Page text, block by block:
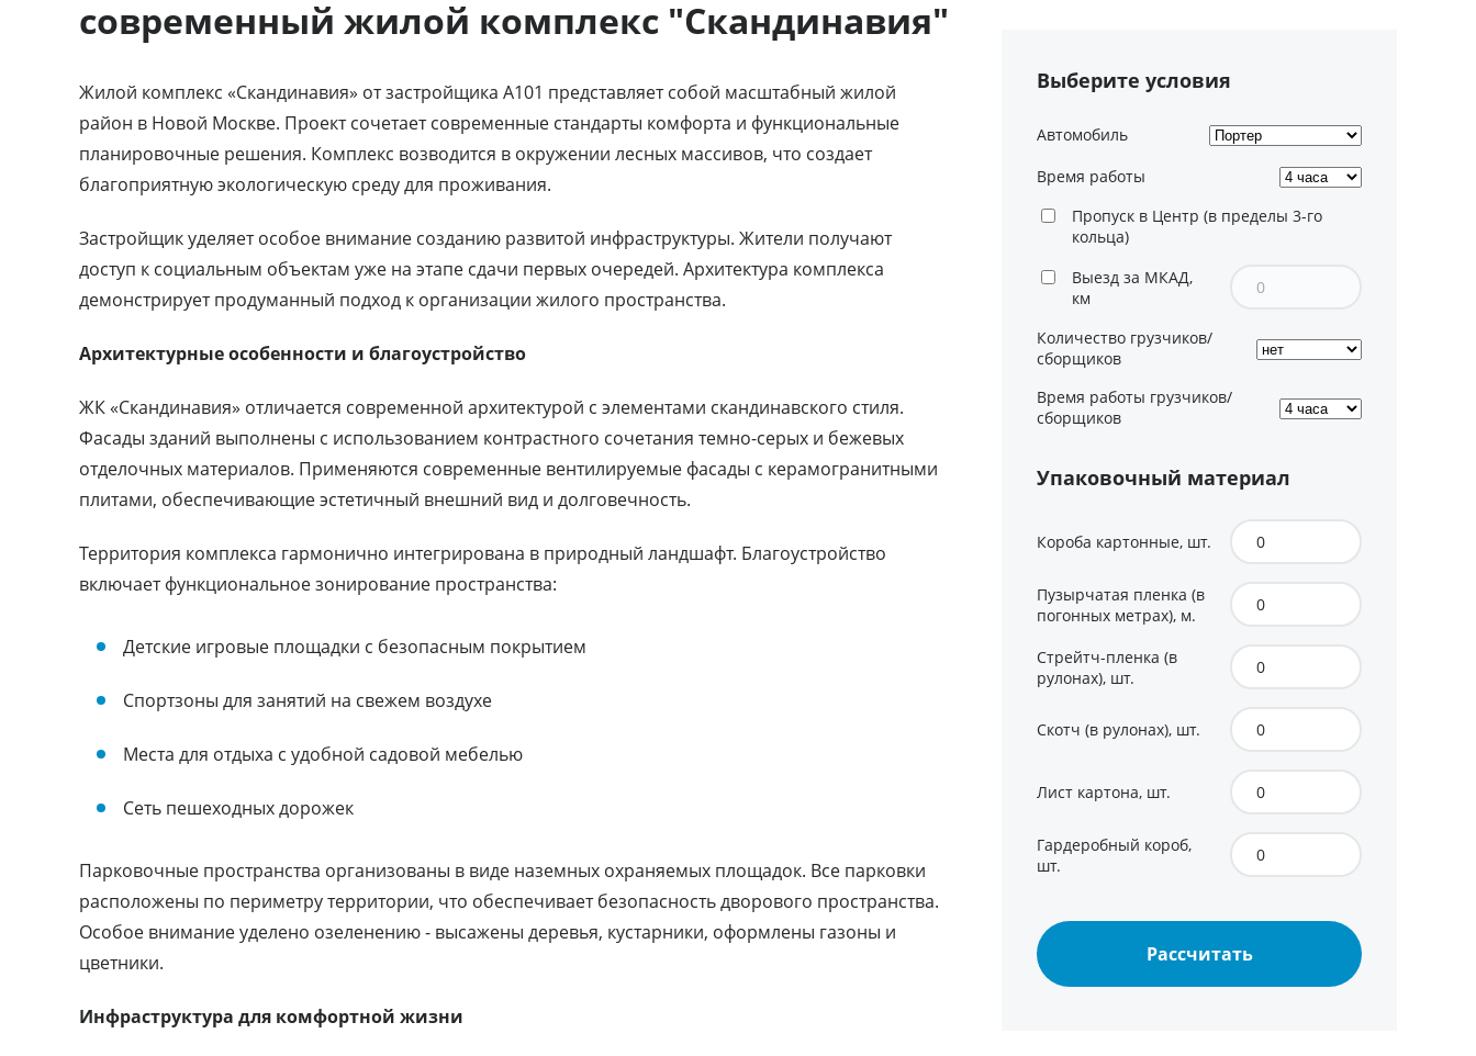
современный жилой комплекс "Скандинавия"
Жилой комплекс «Скандинавия» от застройщика А101 представляет собой масштабный жилой
район в Новой Москве. Проект сочетает современные стандарты комфорта и функциональные
планировочные решения. Комплекс возводится в окружении лесных массивов, что создает
благоприятную экологическую среду для проживания.
Застройщик уделяет особое внимание созданию развитой инфраструктуры. Жители получают
доступ к социальным объектам уже на этапе сдачи первых очередей. Архитектура комплекса
демонстрирует продуманный подход к организации жилого пространства.
Архитектурные особенности и благоустройство
ЖК «Скандинавия» отличается современной архитектурой с элементами скандинавского стиля.
Фасады зданий выполнены с использованием контрастного сочетания темно-серых и бежевых
отделочных материалов. Применяются современные вентилируемые фасады с керамогранитными
плитами, обеспечивающие эстетичный внешний вид и долговечность.
Территория комплекса гармонично интегрирована в природный ландшафт. Благоустройство
включает функциональное зонирование пространства:
Детские игровые площадки с безопасным покрытием
Спортзоны для занятий на свежем воздухе
Места для отдыха с удобной садовой мебелью
Сеть пешеходных дорожек
Парковочные пространства организованы в виде наземных охраняемых площадок. Все парковки
расположены по периметру территории, что обеспечивает безопасность дворового пространства.
Особое внимание уделено озеленению - высажены деревья, кустарники, оформлены газоны и
цветники.
Инфраструктура для комфортной жизни
Выберите условия
Автомобиль
Время работы
Пропуск в Центр (в пределы 3-го
кольца)
Выезд за МКАД,
км
Количество грузчиков/
сборщиков
Время работы грузчиков/
сборщиков
Упаковочный материал
Короба картонные, шт.
Пузырчатая пленка (в
погонных метрах), м.
Стрейтч-пленка (в
рулонах), шт.
Скотч (в рулонах), шт.
Лист картона, шт.
Гардеробный короб,
шт.
Рассчитать